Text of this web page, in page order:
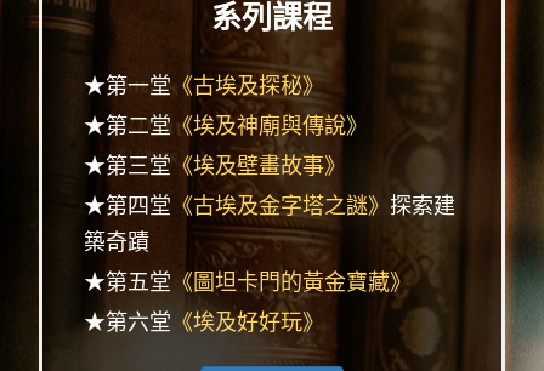
系列課程
★第一堂《古埃及探秘》
★第二堂《埃及神廟與傳說》
★第三堂《埃及壁畫故事》
★第四堂 《古埃及金字塔之謎》 探索建
築奇蹟
★第五堂 《圖坦卡門的黃金寶藏》
★第六堂 《埃及好好玩》